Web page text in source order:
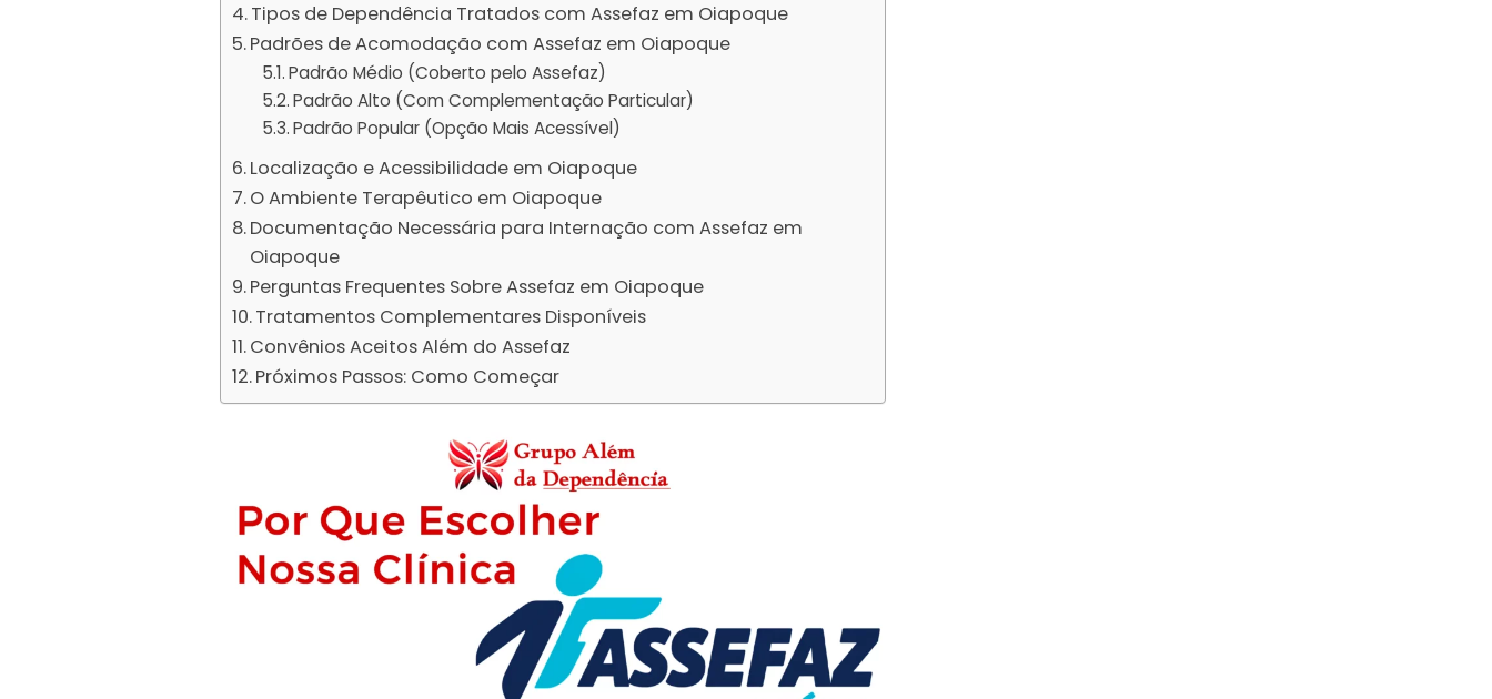
Tipos de Dependência Tratados com Assefaz em Oiapoque
Padrões de Acomodação com Assefaz em Oiapoque
Padrão Médio (Coberto pelo Assefaz)
Padrão Alto (Com Complementação Particular)
Padrão Popular (Opção Mais Acessível)
Localização e Acessibilidade em Oiapoque
O Ambiente Terapêutico em Oiapoque
Documentação Necessária para Internação com Assefaz em
Oiapoque
Perguntas Frequentes Sobre Assefaz em Oiapoque
Tratamentos Complementares Disponíveis
Convênios Aceitos Além do Assefaz
Próximos Passos: Como Começar